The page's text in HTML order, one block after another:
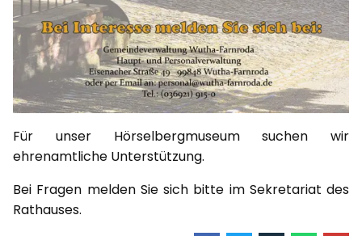
Für unser Hörselbergmuseum suchen wir
ehrenamtliche Unterstützung.
Bei Fragen melden Sie sich bitte im Sekretariat des
Rathauses.